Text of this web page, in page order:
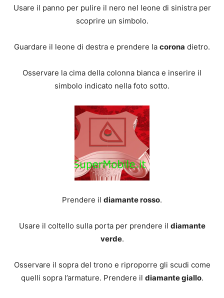
Usare il panno per pulire il nero nel leone di sinistra per
scoprire un simbolo.
Guardare il leone di destra e prendere la corona dietro.
Osservare la cima della colonna bianca e inserire il
simbolo indicato nella foto sotto.
Prendere il diamante rosso.
Usare il coltello sulla porta per prendere il diamante
verde.
Osservare il sopra del trono e riproporre gli scudi come
quelli sopra l’armature. Prendere il diamante giallo.